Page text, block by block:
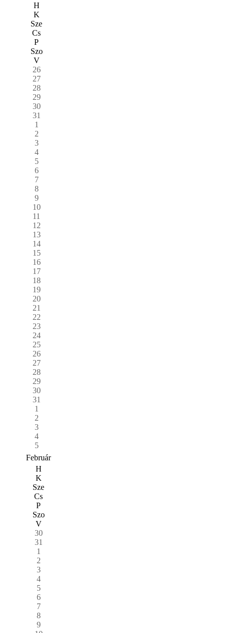
H
K
Sze
Cs
P
Szo
V
26
27
28
29
30
31
1
2
3
4
5
6
7
8
9
10
11
12
13
14
15
16
17
18
19
20
21
22
23
24
25
26
27
28
29
30
31
1
2
3
4
5
Február
H
K
Sze
Cs
P
Szo
V
30
31
1
2
3
4
5
6
7
8
9